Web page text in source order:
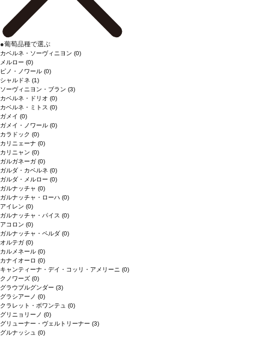
●葡萄品種で選ぶ
カベルネ・ソーヴィニヨン (0)
メルロー (0)
ピノ・ノワール (0)
シャルドネ (1)
ソーヴィニヨン・ブラン (3)
カベルネ・ドリオ (0)
カベルネ・ミトス (0)
ガメイ (0)
ガメイ・ノワール (0)
カラドック (0)
カリニェーナ (0)
カリニャン (0)
ガルガネーガ (0)
ガルダ・カベルネ (0)
ガルダ・メルロー (0)
ガルナッチャ (0)
ガルナッチャ・ローハ (0)
アイレン (0)
ガルナッチャ・パイス (0)
アコロン (0)
ガルナッチャ・ペルダ (0)
オルテガ (0)
カルメネール (0)
カナイオーロ (0)
キャンティーナ・デイ・コッリ・アメリーニ (0)
クノワーズ (0)
グラウブルグンダー (3)
グラシアーノ (0)
クラレット・ボワンテュ (0)
グリニョリーノ (0)
グリューナー・ヴェルトリーナー (3)
グルナッシュ (0)